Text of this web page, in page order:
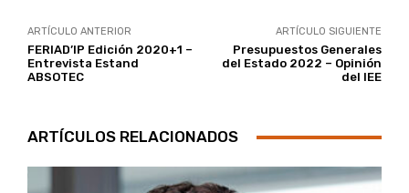
ARTÍCULO ANTERIOR
FERIAD’IP Edición 2020+1 –
Entrevista Estand
ABSOTEC
ARTÍCULO SIGUIENTE
Presupuestos Generales
del Estado 2022 – Opinión
del IEE
ARTÍCULOS RELACIONADOS